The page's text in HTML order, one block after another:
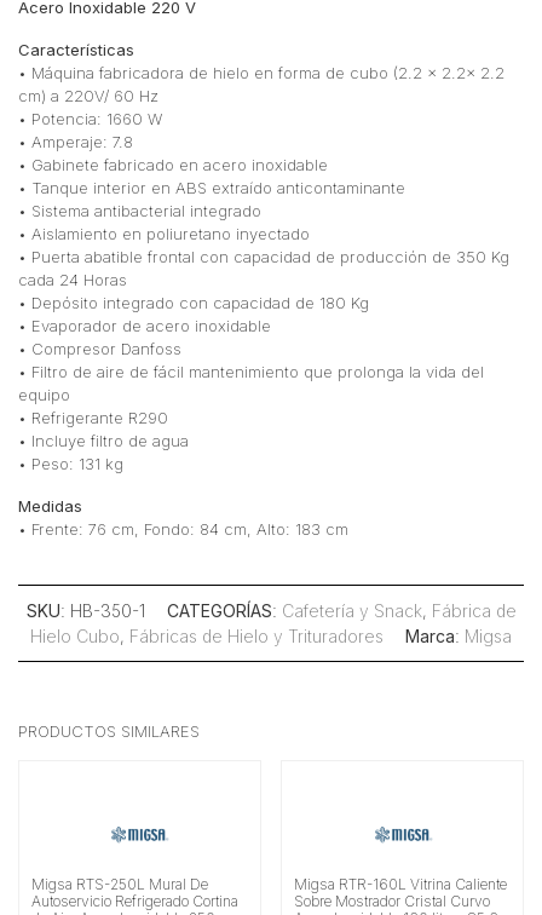
Acero Inoxidable 220 V
Características
• Máquina fabricadora de hielo en forma de cubo (2.2 x 2.2x 2.2
cm) a 220V/ 60 Hz
• Potencia: 1660 W
• Amperaje: 7.8
• Gabinete fabricado en acero inoxidable
• Tanque interior en ABS extraído anticontaminante
• Sistema antibacterial integrado
• Aislamiento en poliuretano inyectado
• Puerta abatible frontal con capacidad de producción de 350 Kg
cada 24 Horas
• Depósito integrado con capacidad de 180 Kg
• Evaporador de acero inoxidable
• Compresor Danfoss
• Filtro de aire de fácil mantenimiento que prolonga la vida del
equipo
• Refrigerante R290
• Incluye filtro de agua
• Peso: 131 kg
Medidas
• Frente: 76 cm, Fondo: 84 cm, Alto: 183 cm
SKU: HB-350-1 CATEGORÍAS: Cafetería y Snack, Fábrica de
Hielo Cubo, Fábricas de Hielo y Trituradores Marca: Migsa
PRODUCTOS SIMILARES
Migsa RTS-250L Mural De
Autoservicio Refrigerado Cortina
Migsa RTR-160L Vitrina Caliente
Sobre Mostrador Cristal Curvo